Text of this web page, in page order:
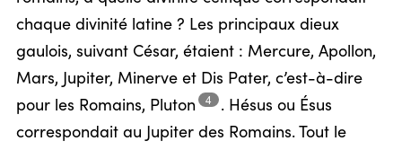
chaque divinité latine ? Les principaux dieux
gaulois, suivant César, étaient : Mercure, Apollon,
Mars, Jupiter, Minerve et Dis Pater, c’est-à-dire
pour les Romains, Pluton 4 .Hésus ou Ésus
correspondait au Jupiter des Romains. Tout le